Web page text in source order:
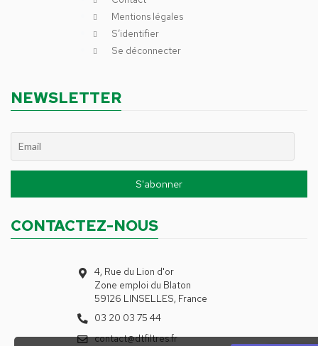
Mentions légales
S’identifier
Se déconnecter
NEWSLETTER
CONTACTEZ-NOUS
4, Rue du Lion d'or
Zone emploi du Blaton
59126 LINSELLES, France
03 20 03 75 44
contact@dtfiltres.fr